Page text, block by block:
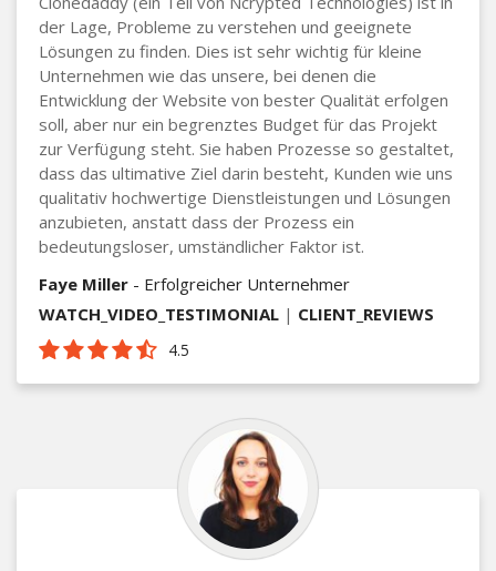
der Lage, Probleme zu verstehen und geeignete
Lösungen zu finden. Dies ist sehr wichtig für kleine
Unternehmen wie das unsere, bei denen die
Entwicklung der Website von bester Qualität erfolgen
soll, aber nur ein begrenztes Budget für das Projekt
zur Verfügung steht. Sie haben Prozesse so gestaltet,
dass das ultimative Ziel darin besteht, Kunden wie uns
qualitativ hochwertige Dienstleistungen und Lösungen
anzubieten, anstatt dass der Prozess ein
bedeutungsloser, umständlicher Faktor ist.
Faye Miller - Erfolgreicher Unternehmer
WATCH_VIDEO_TESTIMONIAL | CLIENT_REVIEWS
4.5